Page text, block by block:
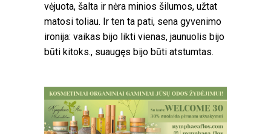
vėjuota, šalta ir nėra minios šilumos, užtat
matosi toliau. Ir ten ta pati, sena gyvenimo
ironija: vaikas bijo likti vienas, jaunuolis bijo
būti kitoks., suaugęs bijo būti atstumtas.